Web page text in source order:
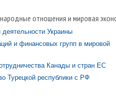
отношения и мировая
Украины
и финансовых групп в мировой
Канады и стран ЕС
Турецкой республики с РФ